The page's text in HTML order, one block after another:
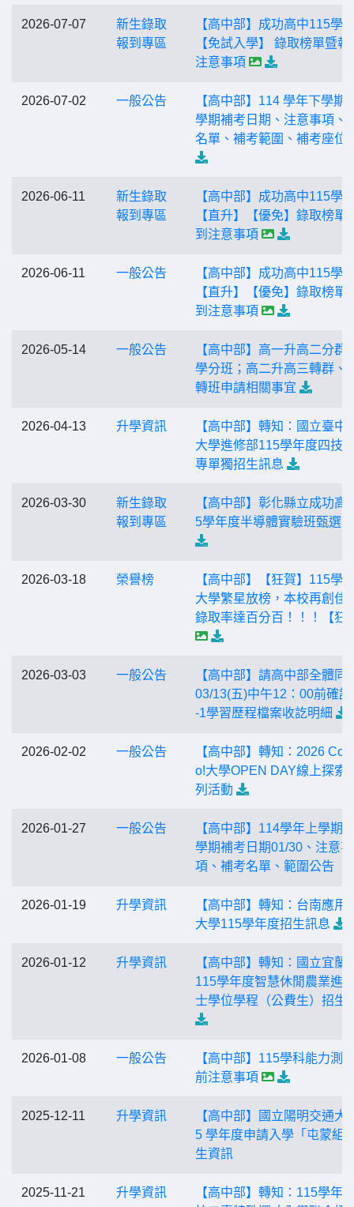
2026-07-07
新生錄取
報到專區
【高中部】成功高中115學
【免試入學】 錄取榜單暨報
注意事項
2026-07-02 一般公告
【高中部】114 學年下學期
學期補考日期、注意事項、
名單、補考範圍、補考座位
2026-06-11
新生錄取
報到專區
【高中部】成功高中115學
【直升】【優免】錄取榜單
到注意事項
2026-06-11 一般公告
【高中部】成功高中115學
【直升】【優免】錄取榜單
到注意事項
2026-05-14 一般公告
【高中部】高一升高二分群
學分班；高二升高三轉群、
轉班申請相關事宜
2026-04-13 升學資訊
【高中部】轉知：國立臺中
大學進修部115學年度四技
專單獨招生訊息
2026-03-30
新生錄取
報到專區
【高中部】彰化縣立成功高
5學年度半導體實驗班甄選
2026-03-18 榮譽榜
【高中部】【狂賀】115學
大學繁星放榜，本校再創佳
錄取率達百分百！！！【狂
2026-03-03 一般公告
【高中部】請高中部全體同
03/13(五)中午12：00前確
-1學習歷程檔案收訖明細
2026-02-02 一般公告
【高中部】轉知：2026
o!大學OPEN DAY線上探索
列活動
2026-01-27 一般公告
【高中部】114學年上學期
學期補考日期01/30、注意事
項、補考名單、範圍公告
2026-01-19 升學資訊
【高中部】轉知：台南應用
大學115學年度招生訊息
2026-01-12 升學資訊
【高中部】轉知：國立宜蘭
115學年度智慧休閒農業進
士學位學程（公費生）招生
2026-01-08 一般公告
【高中部】115學科能力測
前注意事項
2025-12-11 升學資訊
【高中部】國立陽明交通大
5 學年度申請入學「屯蒙組
生資訊
2025-11-21 升學資訊
【高中部】轉知：115學年